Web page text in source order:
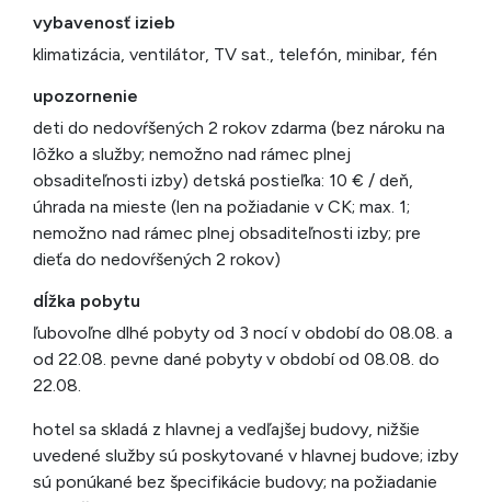
vybavenosť izieb
klimatizácia, ventilátor, TV sat., telefón, minibar, fén
upozornenie
deti do nedovŕšených 2 rokov zdarma (bez nároku na
lôžko a služby; nemožno nad rámec plnej
obsaditeľnosti izby) detská postieľka: 10 € / deň,
úhrada na mieste (len na požiadanie v CK; max. 1;
nemožno nad rámec plnej obsaditeľnosti izby; pre
dieťa do nedovŕšených 2 rokov)
dĺžka pobytu
ľubovoľne dlhé pobyty od 3 nocí v období do 08.08. a
od 22.08. pevne dané pobyty v období od 08.08. do
22.08.
hotel sa skladá z hlavnej a vedľajšej budovy, nižšie
uvedené služby sú poskytované v hlavnej budove; izby
sú ponúkané bez špecifikácie budovy; na požiadanie